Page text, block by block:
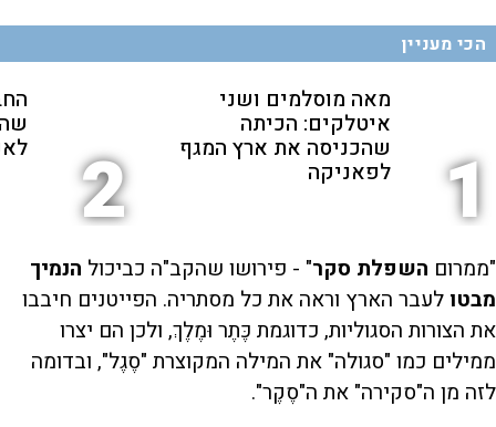
הכי מעניין
1
מאה מוסלמים ושני
איטלקים: הכיתה
שהכניסה את ארץ המגף
לפאניקה 2
"ממרום השפלת סקר" - פירושו שהקב"ה כביכול הנמיך
מבטו לעבר הארץ וראה את כל מסתריה. הפייטנים חיבבו
את הצורות הסגוליות, כדוגמת כֶּתֶר וּמֶלֶךְ, ולכן הם יצרו
ממילים כמו "סגולה" את המילה המקוצרת "סֶגֶל", ובדומה
לזה מן ה"סקירה" את ה"סֶקֶר".